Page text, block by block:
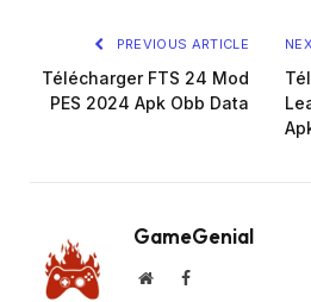
PREVIOUS ARTICLE
Télécharger FTS 24 Mod
PES 2024 Apk Obb Data
GameGenial
WebsiteFacebook